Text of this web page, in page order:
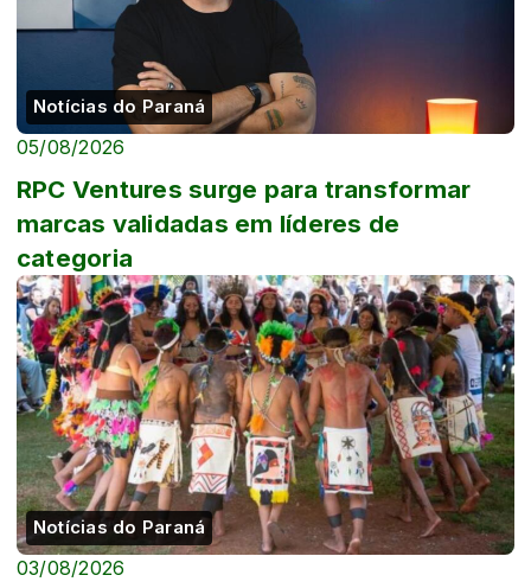
Notícias do Paraná
05/08/2026
RPC Ventures surge para transformar
marcas validadas em líderes de
categoria
Notícias do Paraná
03/08/2026